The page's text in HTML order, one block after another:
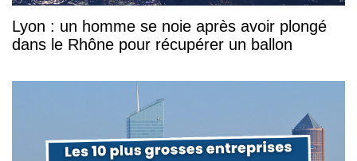
Lyon : un homme se noie après avoir plongé
dans le Rhône pour récupérer un ballon